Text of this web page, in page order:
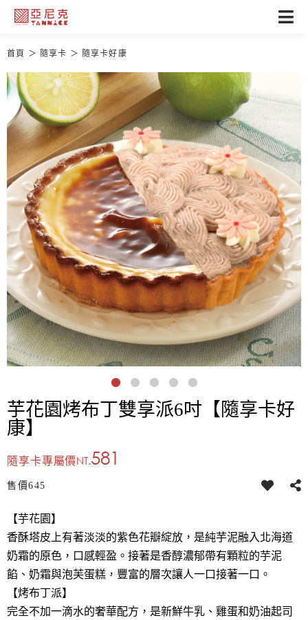
首頁 隨享卡 隨享卡好康
芋花園烤布丁雙享派6吋【隨享卡好
康】
隨享卡專屬價NT.581
售價645
【芋花園】
香酥塔皮上有著淡淡的紫色花瓣綻放，是純芋泥融入北海道
奶霜的原色，口感輕盈。接著是香醇濃郁帶有顆粒的芋泥
餡、奶霜與泡芙蛋糕，豐富的層次讓人一口接著一口。
【烤布丁派】
完全不加一滴水的奢華配方，是新鮮牛乳、雞蛋和奶油起司